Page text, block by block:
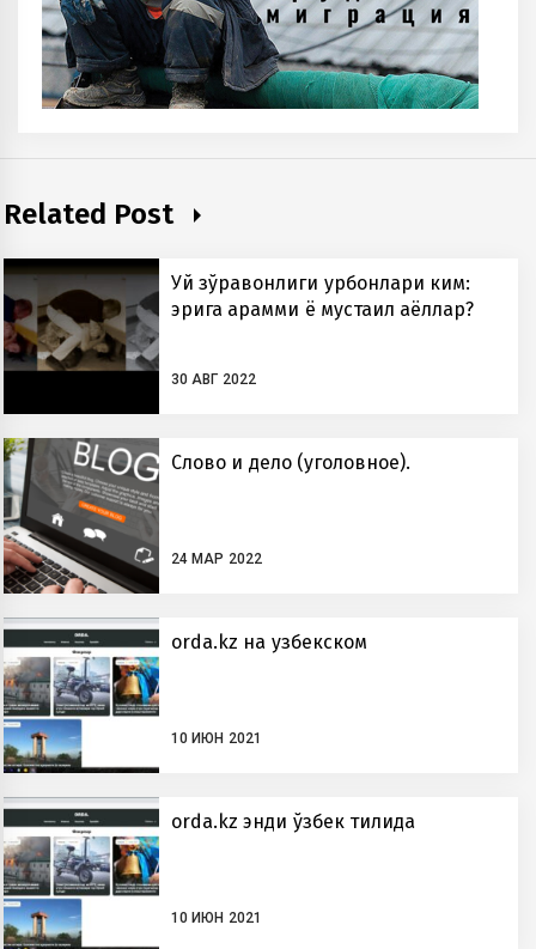
Related Post
Уй зўравонлиги қурбонлари ким:
эрига қарамми ё мустақил аёллар?
30 АВГ 2022
Слово и дело (уголовное).
24 МАР 2022
orda.kz на узбекском
10 ИЮН 2021
orda.kz энди ўзбек тилида
10 ИЮН 2021